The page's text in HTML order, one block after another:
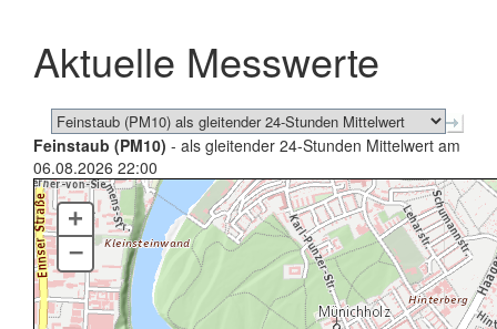
schließen
Aktuelle Messwerte
Feinstaub (PM10) - als gleitender 24-Stunden Mittelwert am
06.08.2026 22:00
+
–